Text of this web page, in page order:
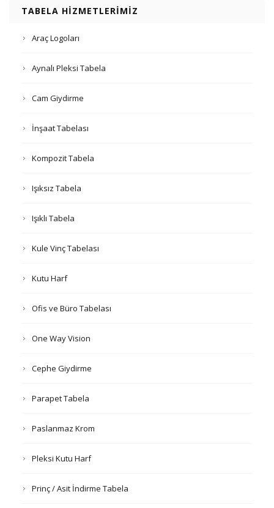
TABELA HIZMETLERIMIZ
Araç Logoları
Aynalı Pleksi Tabela
Cam Giydirme
İnşaat Tabelası
Kompozit Tabela
Işıksız Tabela
Işıklı Tabela
Kule Vinç Tabelası
Kutu Harf
Ofis ve Büro Tabelası
One Way Vision
Cephe Giydirme
Parapet Tabela
Paslanmaz Krom
Pleksi Kutu Harf
Prinç / Asit İndirme Tabela